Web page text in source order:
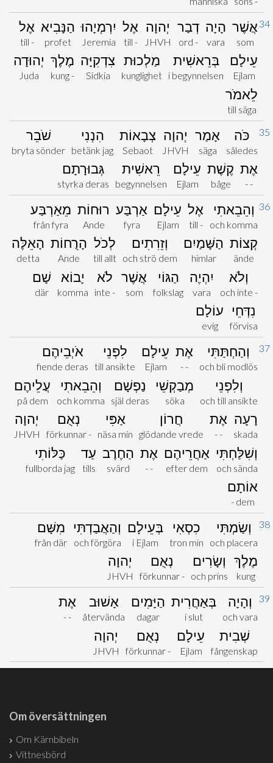
34 אֲשֶׁר
som
הָיָה
vara
דְבַר
ord -
יְהוָה
JHVH
אֶל
till -
יִרְמְיָהוּ
Jeremia
הַנָּבִיא
profet
אֶל
till -
עֵילָם
Ejlam
בְּרֵאשִׁית
i begynnelsen
מַלְכוּת
kunglighet
צִדְקִיָּה
Sidkia
מֶלֶךְ
kung -
יְהוּדָה
Juda
לֵאמֹר
till säga
35
כֹּה
således
אָמַר
säga
יְהוָה
JHVH
צְבָאוֹת
Sebaot
הִנְנִי
betänk jag
שֹׁבֵר
bryta sönder
אֶת
- -
קֶשֶׁת
båge
עֵילָם
Ejlam
רֵאשִׁית
begynnelsen
גְּבוּרָתָם
styrka deras
36 וְהֵבֵאתִי
och komma
אֶל
till -
עֵילָם
Ejlam
אַרְבַּע
fyra
רוּחוֹת
Ande
מֵאַרְבַּע
från fyra
קְצוֹת
ände
הַשָּׁמַיִם
himlar
וְזֵרִתִים
och strö dem
לְכֹל
till allt
הָרֻחוֹת
Ande
הָאֵלֶּה
detta
וְלֹא
och inte -
יִהְיֶה
vara
הַגּוֹי
folkslag
אֲשֶׁר
som
לֹא
inte -
יָבוֹא
komma
שָׁם
där
נִדְּחֵי
förvisa
עוֹלָם
evig
37
וְהַחְתַּתִּי
och bli modlös
אֶת
- -
עֵילָם
Ejlam
לִפְנֵי
till ansikte
אֹיְבֵיהֶם
fiende deras
וְלִפְנֵי
och till ansikte
מְבַקְשֵׁי
söka
נַפְשָׁם
själ deras
וְהֵבֵאתִי
och komma
עֲלֵיהֶם
på dem
רָעָה
skada
אֶת
- -
חֲרוֹן
glödande vrede
אַפִּי
näsa min
נְאֻם
förkunnar -
יְהוָה
JHVH
וְשִׁלַּחְתִּי
och sända
אַחֲרֵיהֶם
efter dem
אֶת
- -
הַחֶרֶב
svärd
עַד
tills
כַּלּוֹתִי
fullborda jag
אוֹתָם
- dem
38
וְשַׂמְתִּי
och placera
כִסְאִי
tron min
בְּעֵילָם
i Ejlam
וְהַאֲבַדְתִּי
och förgöra
מִשָּׁם
från där
מֶלֶךְ
kung
וְשָׂרִים
och prins
נְאֻם
förkunnar -
יְהוָה
JHVH
39
וְהָיָה
och vara
בְּאַחֲרִית
i slut
הַיָּמִים
dagar
אָשׁוּב
återvända
אֶת
- -
שְׁבִית
fångenskap
עֵילָם
Ejlam
נְאֻם
förkunnar -
יְהוָה
JHVH
Om översättningen
Om Kärnbibeln
Vittnesbörd